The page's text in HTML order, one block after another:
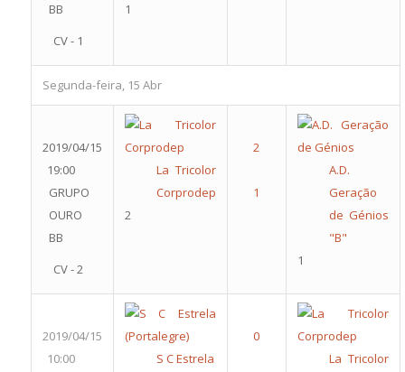
BB
CV - 1
1
Segunda-feira, 15 Abr
2019/04/15
19:00
GRUPO
OURO
BB
CV - 2
La Tricolor
Corprodep
2
A.D.
Geração
de Génios
"B"
1
2019/04/15
10:00
S C Estrela
La Tricolor